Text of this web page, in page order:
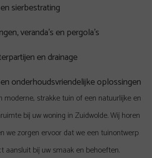
sierbestrating
, veranda’s en pergola’s
en drainage
onderhoudsvriendelijke oplossingen
moderne, strakke tuin of een natuurlijke en
bij uw woning in Zuidwolde. Wij horen
we zorgen ervoor dat we een tuinontwerp
aansluit bij uw smaak en behoeften.